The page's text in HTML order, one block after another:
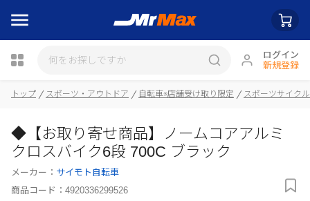
ログイン
新規登録
瓶詰
トップ スポーツ・アウトドア 自転車※店舗受け取り限定 スポーツサイクル
◆【お取り寄せ商品】ノームコアアルミ
クロスバイク6段 700C ブラック
メーカー： サイモト自転車
商品コード： 4920336299526